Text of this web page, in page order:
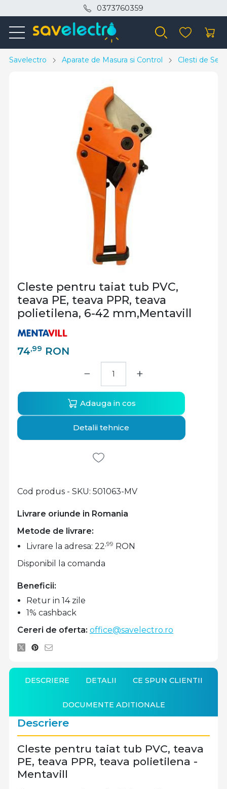
0373760359
Savelectro Aparate de Masura si Control Clesti de
Cleste pentru taiat tub PVC,
teava PE, teava PPR, teava
polietilena, 6-42 mm,Mentavill
74,99 RON
Livrare oriunde in Romania
Cod produs - SKU 501063-MV
Metode de livrare:
Livrare la adresa: 22,99 RON
Disponibil la comanda
− +
Adauga in cos
Detalii tehnice
Beneficii:
Retur in 14 zile
1% cashback
Cereri de oferta: office@savelectro.ro
DESCRIERE DETALII CE SPUN CLIENTII
DOCUMENTE ADITIONALE
Descriere
Cleste pentru taiat tub PVC, teava
PE, teava PPR, teava polietilena -
Mentavill